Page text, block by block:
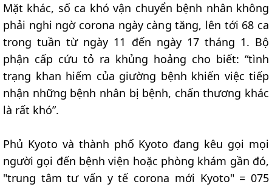
Mặt khác, số ca khó vận chuyển bệnh nhân không
phải nghi ngờ corona ngày càng tăng, lên tới 68 ca
trong tuần từ ngày 11 đến ngày 17 tháng 1. Bộ
phận cấp cứu tỏ ra khủng hoảng cho biết: “tình
trạng khan hiếm của giường bệnh khiến việc tiếp
nhận những bệnh nhân bị bệnh, chấn thương khác
là rất khó”.
Phủ Kyoto và thành phố Kyoto đang kêu gọi mọi
người gọi đến bệnh viện hoặc phòng khám gần đó,
"trung tâm tư vấn y tế corona mới Kyoto" = 075